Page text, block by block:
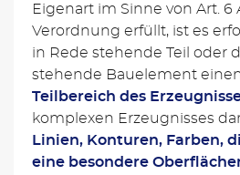
Eigenart im Sinne von Art. 6
Verordnung erfüllt, ist es
in Rede stehende Teil oder
stehende Bauelement
Teilbereich des
komplexen Erzeugnisses
Linien, Konturen, Farben,
eine besondere